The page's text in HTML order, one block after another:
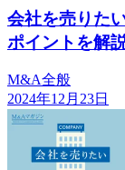
会社を売りた
ポイントを解
M&A全般
2024年12月23日